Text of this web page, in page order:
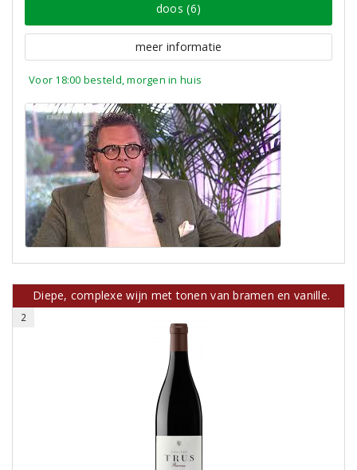
doos (6)
meer informatie
Voor 18:00 besteld, morgen in huis
Diepe, complexe wijn met tonen van bramen en vanille.
2